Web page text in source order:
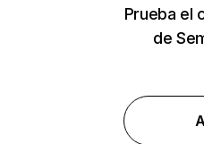
Prueba el
de